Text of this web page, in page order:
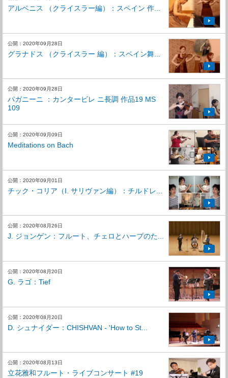
アルベニス （クライスラー編）：スペイン 作...
公開：2020年09月28日
グラナドス （クライスラー 編）：スペイン舞...
公開：2020年09月28日
パガニーニ ：カンタービレ ニ長調 作品19 MS
109
公開：2020年09月09日
Meditations on Bach
公開：2020年09月01日
チック・コリア（I. サリヴァン編）：チルドレ...
公開：2020年08月26日
J. ジョンゲン：フルート、チェロとハープのた...
公開：2020年08月20日
G. ラゴ：Tief
公開：2020年08月20日
D. シュナイダー：CHISHVAN - 'How to St...
公開：2020年08月13日
立花雅和フルート・ライブコンサート #19